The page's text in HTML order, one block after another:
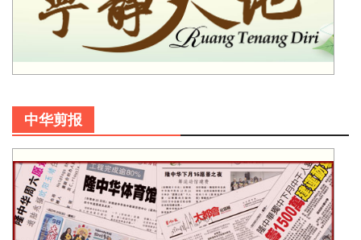
中华剪报